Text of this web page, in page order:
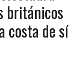
británicos
costa de sí